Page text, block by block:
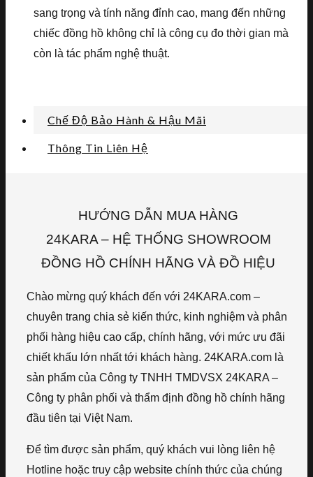
sang trọng và tính năng đỉnh cao, mang đến những
chiếc đồng hồ không chỉ là công cụ đo thời gian mà
còn là tác phẩm nghệ thuật.
Chế Độ Bảo Hành & Hậu Mãi
Thông Tin Liên Hệ
HƯỚNG DẪN MUA HÀNG
24KARA – HỆ THỐNG SHOWROOM
ĐỒNG HỒ CHÍNH HÃNG VÀ ĐỒ HIỆU
Chào mừng quý khách đến với 24KARA.com –
chuyên trang chia sẻ kiến thức, kinh nghiệm và phân
phối hàng hiệu cao cấp, chính hãng, với mức ưu đãi
chiết khấu lớn nhất tới khách hàng. 24KARA.com là
sản phẩm của Công ty TNHH TMDVSX 24KARA –
Công ty phân phối và thẩm định đồng hồ chính hãng
đầu tiên tại Việt Nam.
Để tìm được sản phẩm, quý khách vui lòng liên hệ
Hotline hoặc truy cập website chính thức của chúng